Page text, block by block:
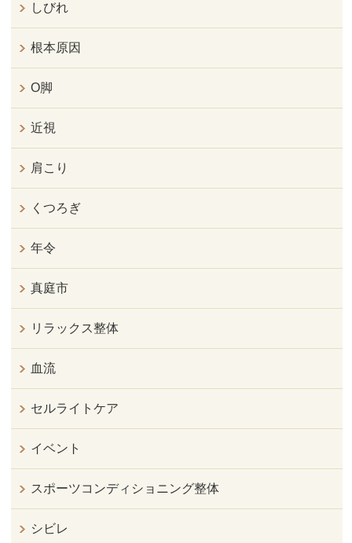
しびれ
根本原因
O脚
近視
肩こり
くつろぎ
年令
真庭市
リラックス整体
血流
セルライトケア
イベント
スポーツコンディショニング整体
シビレ